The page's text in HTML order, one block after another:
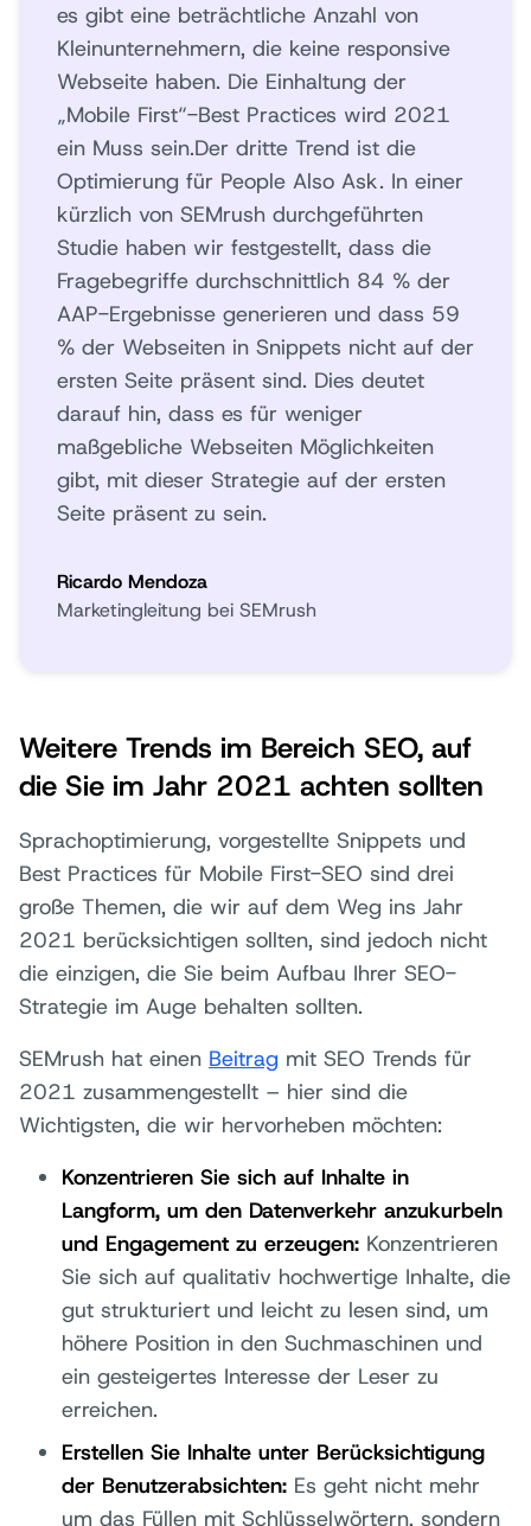
es gibt eine beträchtliche Anzahl von
Kleinunternehmern, die keine responsive
Webseite haben. Die Einhaltung der
„Mobile First“-Best Practices wird 2021
ein Muss sein.Der dritte Trend ist die
Optimierung für People Also Ask. In einer
kürzlich von SEMrush durchgeführten
Studie haben wir festgestellt, dass die
Fragebegriffe durchschnittlich 84 % der
AAP-Ergebnisse generieren und dass 59
% der Webseiten in Snippets nicht auf der
ersten Seite präsent sind. Dies deutet
darauf hin, dass es für weniger
maßgebliche Webseiten Möglichkeiten
gibt, mit dieser Strategie auf der ersten
Seite präsent zu sein.
Ricardo Mendoza
Marketingleitung bei SEMrush
Weitere Trends im Bereich SEO, auf
die Sie im Jahr 2021 achten sollten
Sprachoptimierung, vorgestellte Snippets und
Best Practices für Mobile First-SEO sind drei
große Themen, die wir auf dem Weg ins Jahr
2021 berücksichtigen sollten, sind jedoch nicht
die einzigen, die Sie beim Aufbau Ihrer SEO-
Strategie im Auge behalten sollten.
SEMrush hat einen Beitrag mit SEO Trends für
2021 zusammengestellt – hier sind die
Wichtigsten, die wir hervorheben möchten:
Konzentrieren Sie sich auf Inhalte in
Langform, um den Datenverkehr anzukurbeln
und Engagement zu erzeugen: Konzentrieren
Sie sich auf qualitativ hochwertige Inhalte, die
gut strukturiert und leicht zu lesen sind, um
höhere Position in den Suchmaschinen und
ein gesteigertes Interesse der Leser zu
erreichen.
Erstellen Sie Inhalte unter Berücksichtigung
der Benutzerabsichten: Es geht nicht mehr
um das Füllen mit Schlüsselwörtern, sondern